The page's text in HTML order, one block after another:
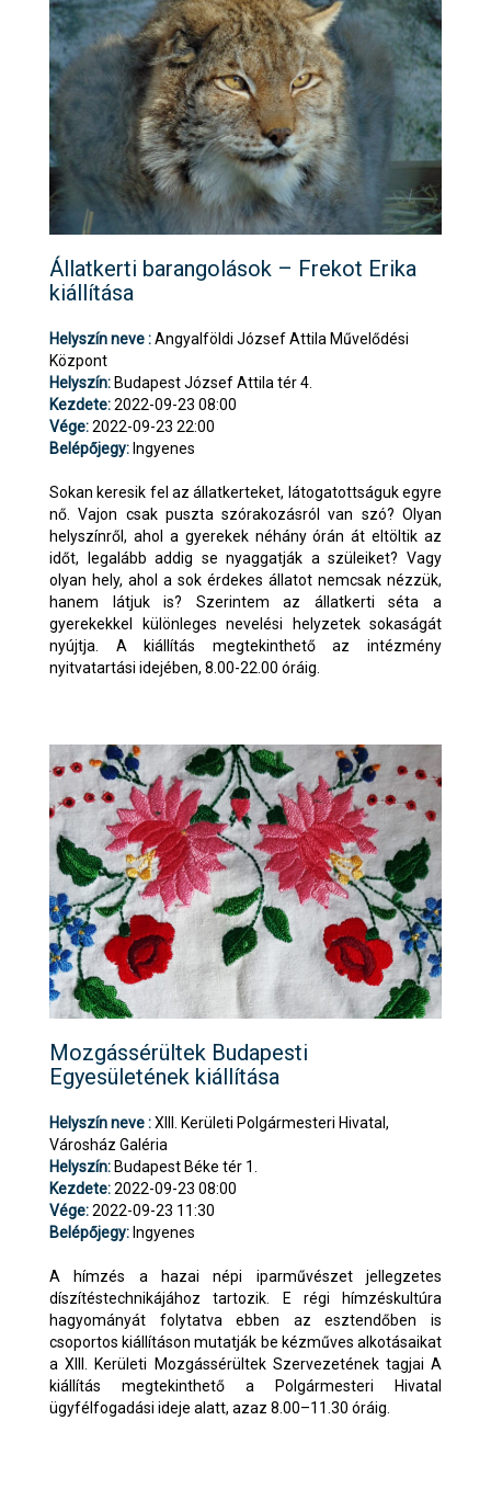
Állatkerti barangolások – Frekot Erika
kiállítása
Helyszín neve :Angyalföldi József Attila Művelődési
Központ
Helyszín: Budapest József Attila tér 4.
Kezdete:2022-09-23 08:00
Vége:2022-09-23 22:00
Belépőjegy: Ingyenes
Sokan keresik fel az állatkerteket, látogatottságuk egyre
nő. Vajon csak puszta szórakozásról van szó? Olyan
helyszínről, ahol a gyerekek néhány órán át eltöltik az
időt, legalább addig se nyaggatják a szüleiket? Vagy
olyan hely, ahol a sok érdekes állatot nemcsak nézzük,
hanem látjuk is? Szerintem az állatkerti séta a
gyerekekkel különleges nevelési helyzetek sokaságát
nyújtja. A kiállítás megtekinthető az intézmény
nyitvatartási idejében, 8.00-22.00 óráig.
Mozgássérültek Budapesti
Egyesületének kiállítása
Helyszín neve :XIII. Kerületi Polgármesteri Hivatal,
Városház Galéria
Helyszín: Budapest Béke tér 1.
Kezdete:2022-09-23 08:00
Vége:2022-09-23 11:30
Belépőjegy: Ingyenes
A hímzés a hazai népi iparművészet jellegzetes
díszítéstechnikájához tartozik. E régi hímzéskultúra
hagyományát folytatva ebben az esztendőben is
csoportos kiállításon mutatják be kézműves alkotásaikat
a XIII. Kerületi Mozgássérültek Szervezetének tagjai A
kiállítás megtekinthető a Polgármesteri Hivatal
ügyfélfogadási ideje alatt, azaz 8.00–11.30 óráig.